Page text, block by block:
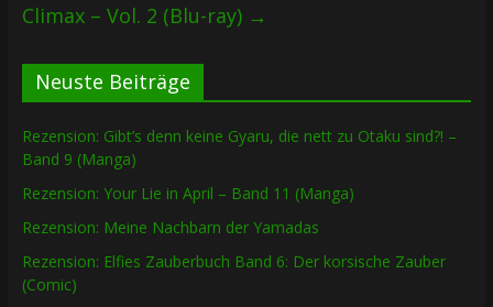
Climax – Vol. 2 (Blu-ray) →
Neuste Beiträge
Rezension: Gibt’s denn keine Gyaru, die nett zu Otaku sind?! –
Band 9 (Manga)
Rezension: Your Lie in April – Band 11 (Manga)
Rezension: Meine Nachbarn der Yamadas
Rezension: Elfies Zauberbuch Band 6: Der korsische Zauber
(Comic)